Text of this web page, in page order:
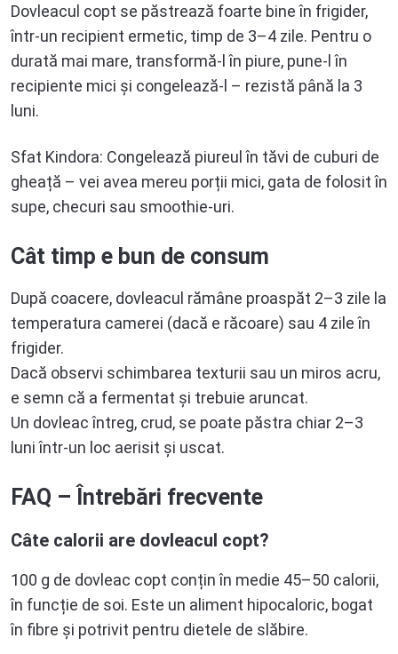
Dovleacul copt se păstrează foarte bine în frigider,
într-un recipient ermetic, timp de 3–4 zile. Pentru o
durată mai mare, transformă-l în piure, pune-l în
recipiente mici și congelează-l – rezistă până la 3
luni.
Sfat Kindora: Congelează piureul în tăvi de cuburi de
gheață – vei avea mereu porții mici, gata de folosit în
supe, checuri sau smoothie-uri.
Cât timp e bun de consum
După coacere, dovleacul rămâne proaspăt 2–3 zile la
temperatura camerei (dacă e răcoare) sau 4 zile în
frigider.
Dacă observi schimbarea texturii sau un miros acru,
e semn că a fermentat și trebuie aruncat.
Un dovleac întreg, crud, se poate păstra chiar 2–3
luni într-un loc aerisit și uscat.
FAQ – Întrebări frecvente
Câte calorii are dovleacul copt?
100 g de dovleac copt conțin în medie 45–50 calorii,
în funcție de soi. Este un aliment hipocaloric, bogat
în fibre și potrivit pentru dietele de slăbire.